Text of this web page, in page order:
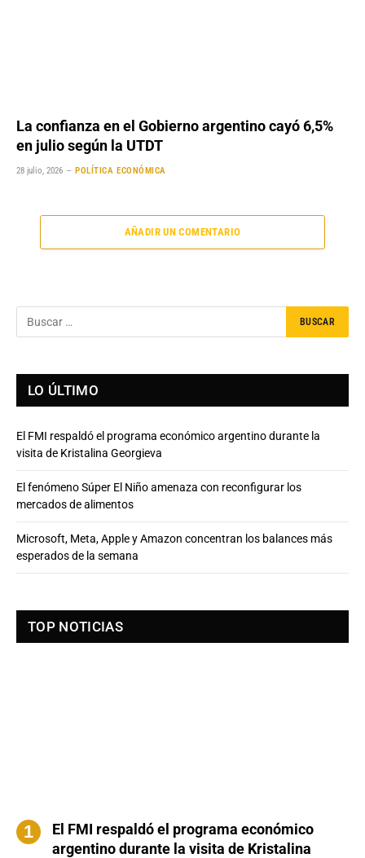
La confianza en el Gobierno argentino cayó 6,5%
en julio según la UTDT
28 julio, 2026 POLÍTICA ECONÓMICA
AÑADIR UN COMENTARIO
LO ÚLTIMO
El FMI respaldó el programa económico argentino durante la
visita de Kristalina Georgieva
El fenómeno Súper El Niño amenaza con reconfigurar los
mercados de alimentos
Microsoft, Meta, Apple y Amazon concentran los balances más
esperados de la semana
TOP NOTICIAS
El FMI respaldó el programa económico
argentino durante la visita de Kristalina